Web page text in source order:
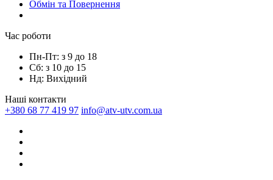
Обмін та Повернення
Час роботи
Пн-Пт: з 9 до 18
Сб: з 10 до 15
Нд: Вихідний
Наші контакти
+380 68 77 419 97 info@atv-utv.com.ua